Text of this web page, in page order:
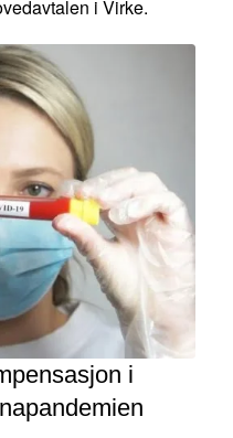
i Virke.
i